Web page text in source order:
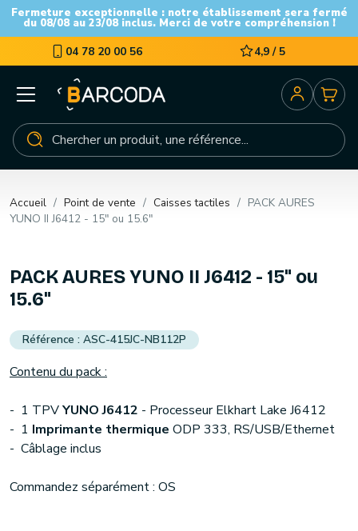
Fermeture exceptionnelle : notre établissement sera fermé
du 08/08 au 23/08 inclus. Merci de votre compréhension !
04 78 20 00 56 4,9 / 5
Accueil Point de vente Caisses tactiles
PACK AURES
YUNO II J6412 - 15" ou 15.6"
PACK AURES YUNO II J6412 - 15" ou
15.6"
ASC-415JC-NB112P
Contenu du pack :
- 1 TPVYUNO J6412 - Processeur Elkhart Lake J6412
- 1 Imprimante thermique ODP 333, RS/USB/Ethernet
- Câblage inclus
Commandez séparément : OS